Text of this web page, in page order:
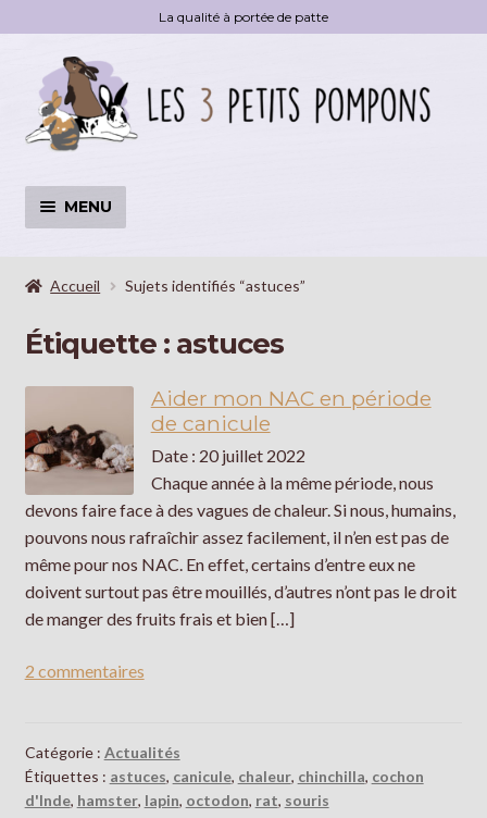
La qualité à portée de patte
Aller
navigation
Aller
au
contenu
MENU
Blog
Accueil Sujets identifiés “astuces”
Étiquette : astuces
Aider mon NAC en période
de canicule
Date : 20 juillet 2022
Chaque année à la même période, nous
devons faire face à des vagues de chaleur. Si nous, humains,
pouvons nous rafraîchir assez facilement, il n’en est pas de
même pour nos NAC. En effet, certains d’entre eux ne
doivent surtout pas être mouillés, d’autres n’ont pas le droit
de manger des fruits frais et bien […]
2 commentaires
Catégorie : Actualités
Étiquettes : astuces, canicule, chaleur, chinchilla, cochon
d'Inde, hamster, lapin, octodon, rat, souris